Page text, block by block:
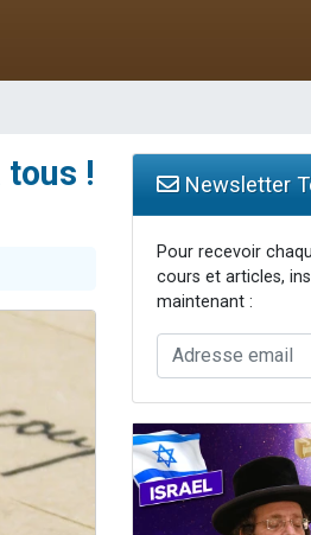
! Newsletter
Pour recevoir
cours et articles,
maintenant :